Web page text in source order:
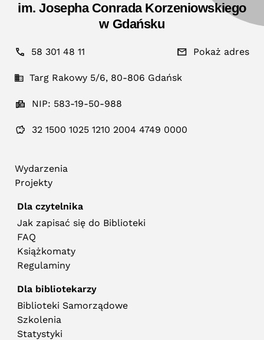
im. Josepha Conrada Korzeniowskiego
w Gdańsku
58 301 48 11 Pokaż adres
Targ Rakowy 5/6, 80-806 Gdańsk
NIP: 583-19-50-988
32 1500 1025 1210 2004 4749 0000
Wydarzenia
Projekty
Dla czytelnika
Jak zapisać się do Biblioteki
FAQ
Książkomaty
Regulaminy
Dla bibliotekarzy
Biblioteki Samorządowe
Szkolenia
Statystyki